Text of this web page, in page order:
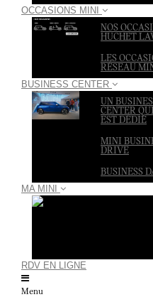
OCCASIONS MINI
NOS
HUCHET
LES
RÉSEAU
BUSINESS CENTER
UN
CENTER
EST DÉDIÉ
MINI
DRIVE
BUSINESS
MA MINI
RDV EN LIGNE
Menu